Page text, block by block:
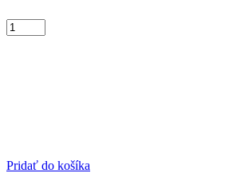
Pridať do košíka